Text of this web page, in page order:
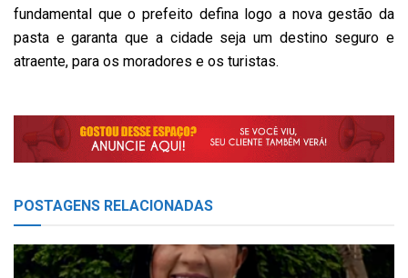
fundamental que o prefeito defina logo a nova gestão da
pasta e garanta que a cidade seja um destino seguro e
atraente, para os moradores e os turistas.
POSTAGENS RELACIONADAS